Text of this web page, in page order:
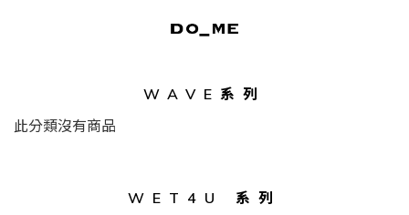
WAVE系列
此分類沒有商品
WET4U 系列